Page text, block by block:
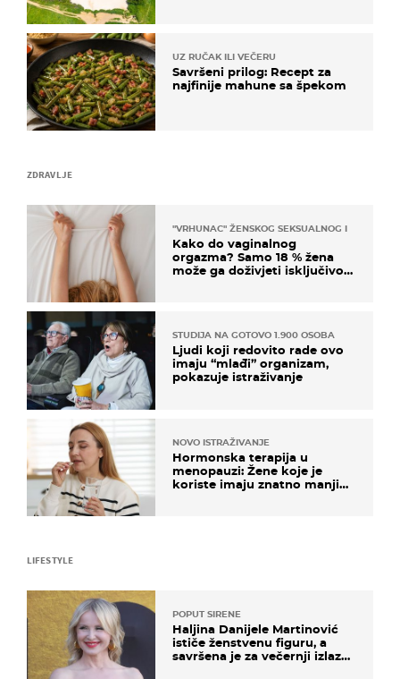
ZDRAVLJE
"VRHUNAC" ŽENSKOG SEKSUALNOG ISKUSTVA
Kako do vaginalnog
orgazma? Samo 18 % žena
može ga doživjeti isključivo
STUDIJA NA GOTOVO 1.900 OSOBA
Ljudi koji redovito rade ovo
imaju “mlađi” organizam,
pokazuje istraživanje
NOVO ISTRAŽIVANJE
Hormonska terapija u
menopauzi: Žene koje je
koriste imaju znatno manji
UZ RUČAK ILI VEČERU
Savršeni prilog: Recept za
najfinije mahune sa špekom
LIFESTYLE
POPUT SIRENE
Haljina Danijele Martinović
ističe ženstvenu figuru, a
savršena je za večernji izlazak